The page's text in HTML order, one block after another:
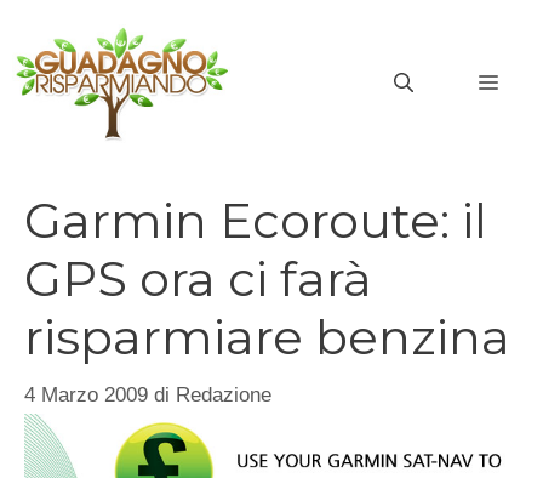
contenuto
Garmin Ecoroute: il
GPS ora ci farà
risparmiare benzina
4 Marzo 2009 di Redazione